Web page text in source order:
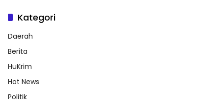
Kategori
Daerah
Berita
HuKrim
Hot News
Politik